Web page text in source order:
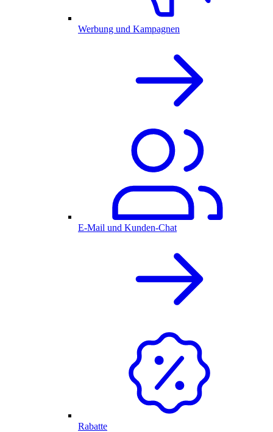
Werbung und Kampagnen
E-Mail und Kunden-Chat
Rabatte